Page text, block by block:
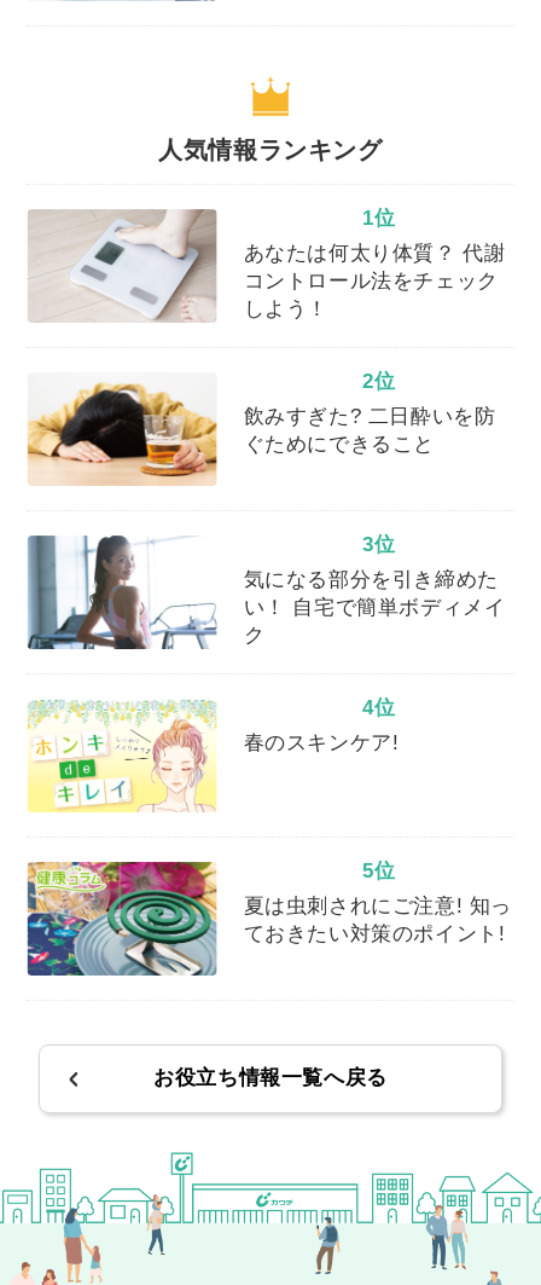
人気情報ランキング
1位
あなたは何太り体質？ 代謝
コントロール法をチェック
しよう！
2位
飲みすぎた? 二日酔いを防
ぐためにできること
3位
気になる部分を引き締めた
い！ 自宅で簡単ボディメイ
ク
4位
春のスキンケア!
5位
夏は虫刺されにご注意! 知っ
ておきたい対策のポイント!
お役立ち情報一覧へ戻る